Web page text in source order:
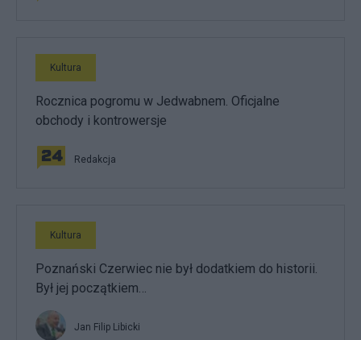
Kultura
Rocznica pogromu w Jedwabnem. Oficjalne
obchody i kontrowersje
Redakcja
Kultura
Poznański Czerwiec nie był dodatkiem do historii.
Był jej początkiem…
Jan Filip Libicki